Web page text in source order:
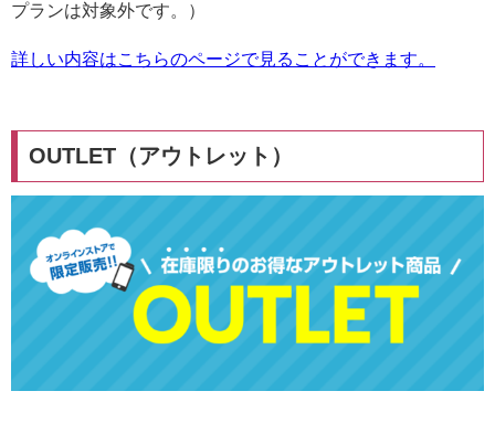
プランは対象外です。）
詳しい内容はこちらのページで見ることができます。
OUTLET（アウトレット）